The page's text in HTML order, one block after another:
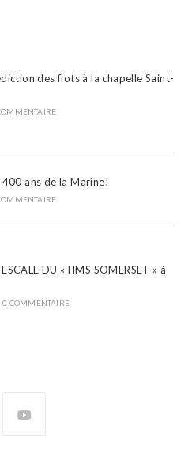
des flots à la chapelle Saint-
ans de la Marine!
DU « HMS SOMERSET » à
0 COMMENTAIRE